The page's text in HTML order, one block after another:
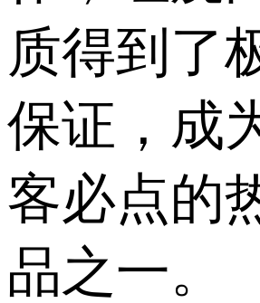
质得到了
保证，成
客必点的
品之一。